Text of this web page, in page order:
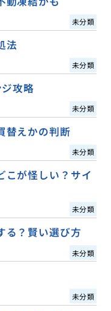
未分類
法
未分類
攻略
未分類
替えかの判断
未分類
こが怪しい？サイ
未分類
る？賢い選び方
未分類
未分類